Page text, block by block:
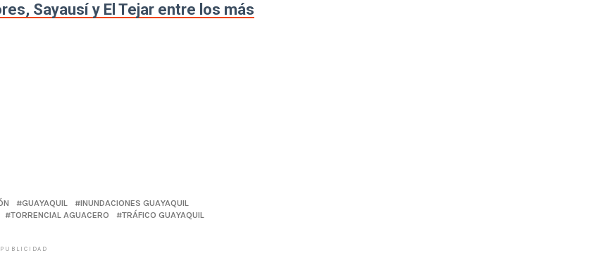
Sayausí y El Tejar entre los más
GUAYAQUIL
INUNDACIONES GUAYAQUIL
TORRENCIAL AGUACERO
TRÁFICO GUAYAQUIL
PUBLICIDAD